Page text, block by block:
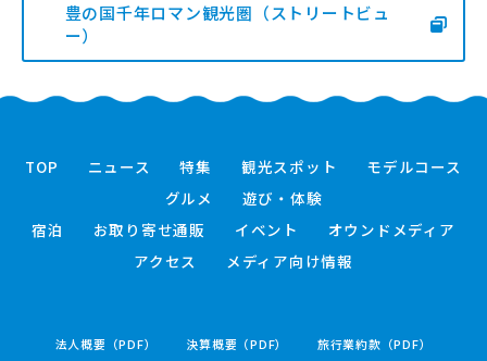
豊の国千年ロマン観光圏（ストリートビュ
ー）
TOP ニュース 特集 観光スポット
モデルコース
グルメ
遊び・体験
宿泊
お取り寄せ通販 イベント
オウンドメディア
アクセス
メディア向け情報
法人概要（PDF） 決算概要（PDF）
旅行業約款（PDF）